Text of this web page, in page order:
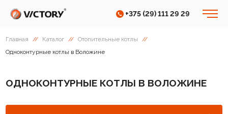
+375 (29) 111 29 29
Главная // Каталог // Отопительные котлы
//
Одноконтурные котлы в Воложине
ОДНОКОНТУРНЫЕ КОТЛЫ В ВОЛОЖИНЕ